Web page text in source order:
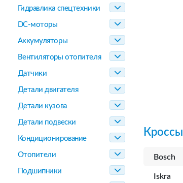
Гидравлика спецтехники
DC-моторы
Аккумуляторы
Вентиляторы отопителя
Датчики
Детали двигателя
Детали кузова
Детали подвески
Кондиционирование
Отопители
Подшипники
Кроссы
Bosch
Iskra